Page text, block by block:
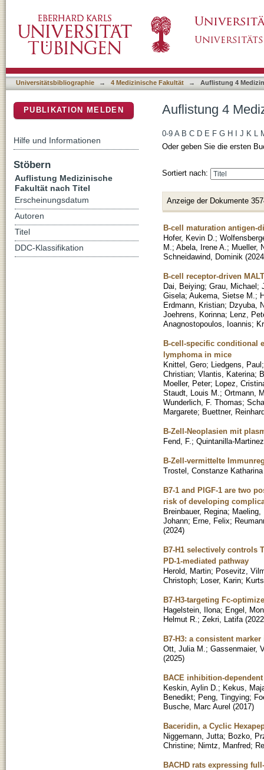
Universitätsbibliographie → 4 Medizinische Fakultät → Auflistung 4
Auflistung 4
0-9 A B C D E F G H J K L
Oder geben Sie die ersten
Sortiert nach:
Anzeige der Dokumente
B-cell maturation antigen-
Hofer, Kevin D. ;
M. ; Abela, Irene A. ; Mueller,
Schneidawind, Dominik (2024
B-cell receptor-driven
Dai, Beiying; Grau, Michael;
Gisela; Aukema, Sietse M. ;
Erdmann, Kristian; Dzyuba,
Joehrens, Korinna; Lenz,
Anagnostopoulos, Ioannis;
B-cell-specific conditional
lymphoma in mice
Knittel, Gero; Liedgens, Paul
Christian; Vlantis, Katerina;
Moeller, Peter; Lopez,
Staudt, Louis M. ; Ortmann,
Wunderlich, F. Thomas;
Margarete; Buettner,
B-Zell-Neoplasien mit
Fend, F. ; Quintanilla-
B-Zell-vermittelte
Trostel, Constanze Katharina
B7-1 and PlGF-1 are two
risk of developing
Breinbauer, Regina; Maeling,
Johann; Erne, Felix;
(2024)
B7-H1 selectively controls
PD-1-mediated pathway
Herold, Martin; Posevitz,
Christoph; Loser, Karin;
B7-H3-targeting Fc-
Hagelstein, Ilona; Engel,
Helmut R. ; Zekri, Latifa (2022
B7-H3: a consistent
Ott, Julia M. ; Gassenmaier,
(2025)
BACE inhibition-
Keskin, Aylin D. ; Kekus,
Benedikt; Peng, Tingying;
Busche, Marc Aurel (2017)
Baceridin, a Cyclic
Niggemann, Jutta; Bozko,
Christine; Nimtz, Manfred;
BACHD rats expressing
PUBLIKATION MELDEN
Hilfe und Informationen
Stöbern
Auflistung Medizinische
Fakultät nach Titel
Erscheinungsdatum
Autoren
Titel
DDC-Klassifikation